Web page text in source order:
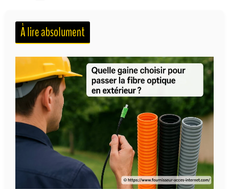
À lire absolument